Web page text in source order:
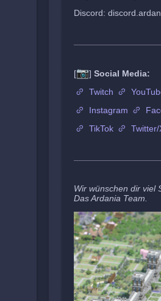
Discord:
[📷] Social Media:
Twitch
Instagram
TikTok
Twitter/
Wir wünschen dir viel
Das Ardania Team.